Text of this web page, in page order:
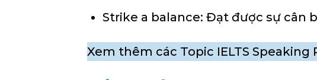
Strike a balance: Đạt được sự cân
Xem thêm các Topic IELTS Speaking